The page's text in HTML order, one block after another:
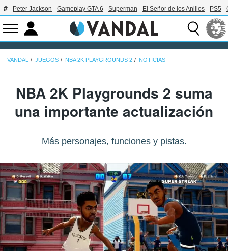
Peter Jackson Gameplay GTA 6 Superman El Señor de los Anillos PS5
VANDAL JUEGOS NBA 2K PLAYGROUNDS 2 NOTICIAS
NBA 2K Playgrounds 2 suma
una importante actualización
Más personajes, funciones y pistas.